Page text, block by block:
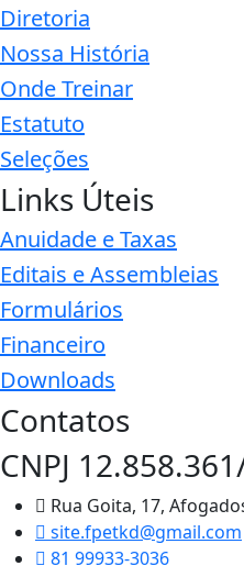
Diretoria
Nossa História
Onde Treinar
Estatuto
Seleções
Links Úteis
Anuidade e Taxas
Editais e Assembleias
Formulários
Financeiro
Downloads
Contatos
CNPJ
Rua Goita, 17,
site.fpetkd@gmail.com
81 99933-3036